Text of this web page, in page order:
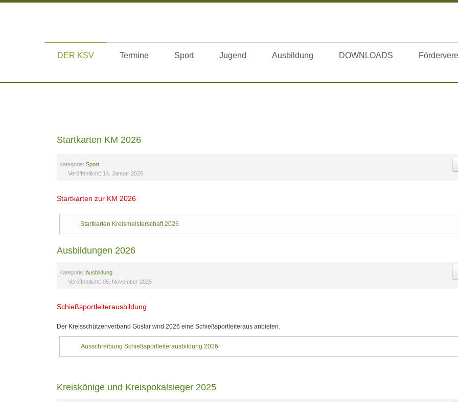
DER KSV Termine Sport Jugend Ausbildung DOWNLOADS
Startkarten KM 2026
Kategorie:Sport
Veröffentlicht: 14. Januar 2026
Startkarten zur KM 2026
Startkarten Kreismeisterschaft 2026
Ausbildungen 2026
Kategorie:Ausbildung
Veröffentlicht: 05. November 2025
Schießsportleiterausbildung
Der Kreisschützenverband Goslar wird 2026 eine Schießsportleiteraus anbieten.
Ausschreibung Schießsportleiterausbildung 2026
Kreiskönige und Kreispokalsieger 2025